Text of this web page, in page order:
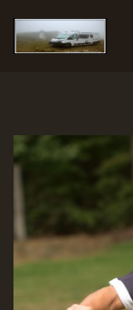
PHOTO ALBUM
GMAIL